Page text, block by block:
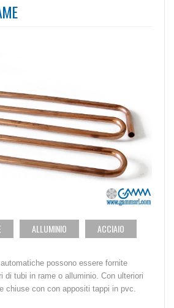
ALLUMINIO ACCIAIO
possono essere fornite
di tubi in rame o alluminio. Con ulteriori
chiuse con con appositi tappi in pvc.